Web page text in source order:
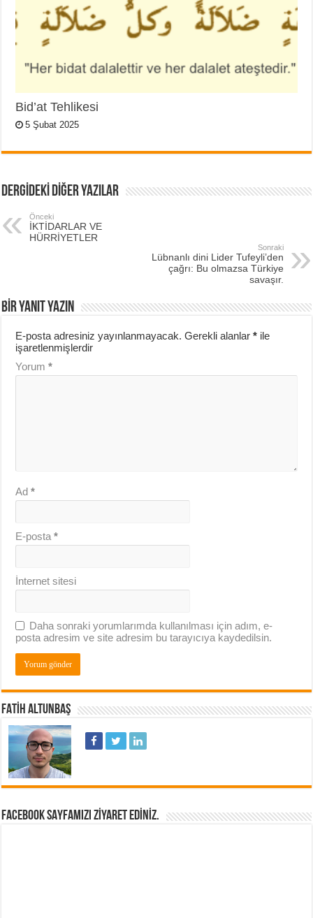
Bid’at Tehlikesi
5 Şubat 2025
DERGİDEKİ DİĞER YAZILAR
Önceki
İKTİDARLAR VE
HÜRRİYETLER
Sonraki
Lübnanlı dini Lider Tufeyli’den
çağrı: Bu olmazsa Türkiye
savaşır.
BIR YANIT YAZIN
E-posta adresiniz yayınlanmayacak. Gerekli alanlar* ile
işaretlenmişlerdir
Yorum*
Ad*
E-posta*
İnternet sitesi
Daha sonraki yorumlarımda kullanılması için adım, e-
posta adresim ve site adresim bu tarayıcıya kaydedilsin.
FATIH ALTUNBAŞ
FACEBOOK SAYFAMIZI ZIYARET EDINIZ.